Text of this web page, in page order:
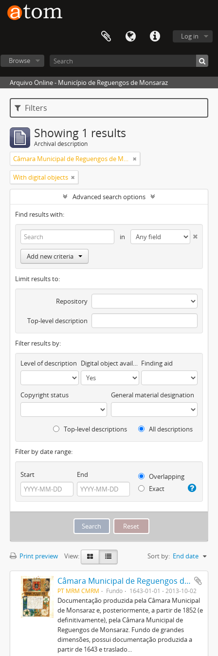
Log in
Browse
Arquivo Online - Município de Reguengos de Monsaraz
Filters
Showing 1 results
Archival description
Câmara Municipal de Reguengos de Monsaraz
With digital objects
Advanced search options
Find results with:
in
Add new criteria
Limit results to:
Repository
Top-level description
Filter results by:
Level of description Digital object available Finding aid
Copyright status General material designation
Top-level descriptions All descriptions
Filter by date range:
Start End
Overlapping
Exact
Print preview View: Sort by: End date
Câmara Municipal de Reguengos de Monsaraz
PT MRM CMRM Fundo 1643-01-01 - 2013-10-02
Documentação produzida pela Câmara Municipal
de Monsaraz e, posteriormente, a partir de 1852 (e
definitivamente), pela Câmara Municipal de
Reguengos de Monsaraz. Fundo de grandes
dimensões, possui documentação produzida a
partir de 1643 e traslado...